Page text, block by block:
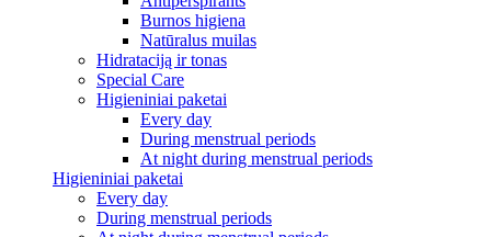
Burnos higiena
Natūralus muilas
Hidrataciją ir tonas
Special Care
Higieniniai paketai
Every day
During menstrual periods
At night during menstrual periods
Higieniniai paketai
Every day
During menstrual periods